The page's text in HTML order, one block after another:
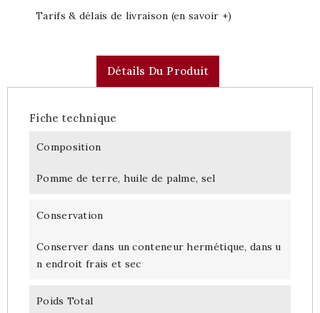
Tarifs & délais de livraison (en savoir +)
Détails Du Produit
Fiche technique
Composition
Pomme de terre, huile de palme, sel
Conservation
Conserver dans un conteneur hermétique, dans u
n endroit frais et sec
Poids Total